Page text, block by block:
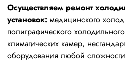
Осуществляем ремонт
установок: медицинского
полиграфического
климатических камер,
оборудования любой